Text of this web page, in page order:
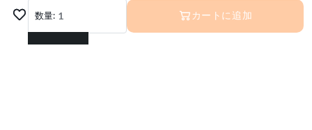
数量: 1
1
カートに追加